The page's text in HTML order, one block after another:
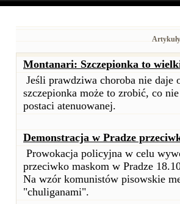
Montanari: Szczepionka to
Jeśli prawdziwa choroba nie daje
szczepionka może to zrobić, co
postaci atenuowanej.
Demonstracja w Pradze
Prowokacja policyjna w celu
przeciwko maskom w Pradze
Na wzór komunistów pisowskie
"chuliganami".